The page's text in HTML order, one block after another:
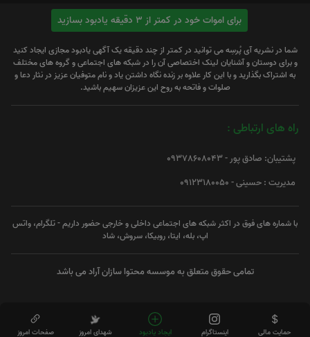
برای اموات خود در کمتر از 3 دقیقه یادبود بسازید
شما در نشریه آی پُرسِه می توانید در کمتر از چند دقیقه یک آگهی یادبود مجازی ایجاد کنید
و برای دوستان و آشنایان لینک اختصاصی آن را در شبکه های اجتماعی و گروه های مختلف
به اشتراک بگذارید و با این کار علاوه بر زنده نگاه داشتن یاد و نام متوفیان عزیز در نثار دعا و
صلوات و فاتحه به روح این عزیزان سهیم باشید.
راه های ارتباطی :
پشتیبان: صادق پور - 09378608043
مدیریت : حسینی - 09123180050
با شماره های فوق در اکثر شبکه های اجتماعی داخلی و خارجی حضور داریم - تلگرام، واتس
اپ، بله، ایتا، روبیکا، سروش، شاد
تمامی حقوق متعلق به موسسه محتوا سازان آراد می باشد
حمایت مالی اینستاگرام ایجاد یادبود شهدای امروز صفحات امروز